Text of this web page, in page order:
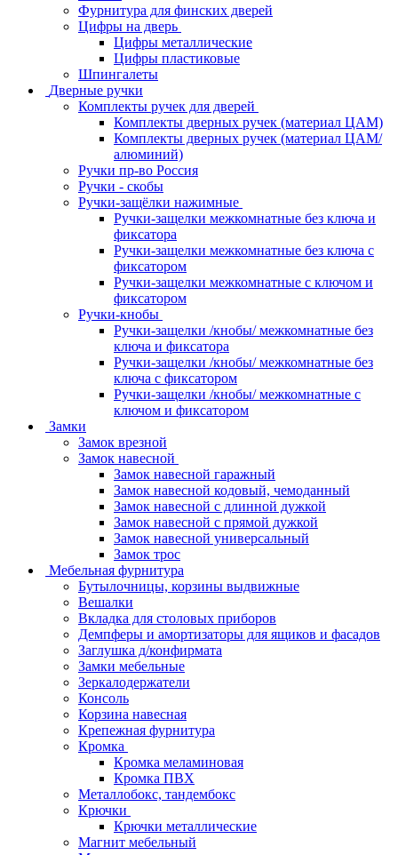
Фурнитура для финских дверей
Цифры на дверь
Цифры металлические
Цифры пластиковые
Шпингалеты
Дверные ручки
Комплекты ручек для дверей
Комплекты дверных ручек (материал ЦАМ)
Комплекты дверных ручек (материал ЦАМ/
алюминий)
Ручки пр-во Россия
Ручки - скобы
Ручки-защёлки нажимные
Ручки-защелки межкомнатные без ключа и
фиксатора
Ручки-защелки межкомнатные без ключа с
фиксатором
Ручки-защелки межкомнатные с ключом и
фиксатором
Ручки-кнобы
Ручки-защелки /кнобы/ межкомнатные без
ключа и фиксатора
Ручки-защелки /кнобы/ межкомнатные без
ключа с фиксатором
Ручки-защелки /кнобы/ межкомнатные с
ключом и фиксатором
Замки
Замок врезной
Замок навесной
Замок навесной гаражный
Замок навесной кодовый, чемоданный
Замок навесной с длинной дужкой
Замок навесной с прямой дужкой
Замок навесной универсальный
Замок трос
Мебельная фурнитура
Бутылочницы, корзины выдвижные
Вешалки
Вкладка для столовых приборов
Демпферы и амортизаторы для ящиков и фасадов
Заглушка д/конфирмата
Замки мебельные
Зеркалодержатели
Консоль
Корзина навесная
Крепежная фурнитура
Кромка
Кромка меламиновая
Кромка ПВХ
Металлобокс, тандембокс
Крючки
Крючки металлические
Магнит мебельный